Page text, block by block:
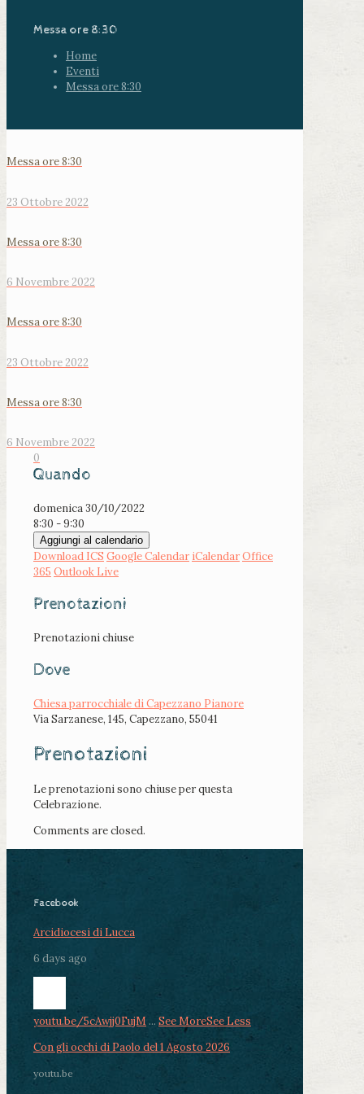
Messa ore 8:30
Home
Eventi
Messa ore 8:30
Messa ore 8:30
23 Ottobre 2022
Messa ore 8:30
6 Novembre 2022
Messa ore 8:30
23 Ottobre 2022
Messa ore 8:30
6 Novembre 2022
0
Quando
domenica 30/10/2022
8:30 - 9:30
Aggiungi al calendario
Download ICS Google Calendar iCalendarOffice
365 Outlook Live
Prenotazioni
Prenotazioni chiuse
Dove
Chiesa parrocchiale di Capezzano Pianore
Via Sarzanese, 145, Capezzano, 55041
Prenotazioni
Le prenotazioni sono chiuse per questa
Celebrazione.
Comments are closed.
Facebook
Arcidiocesi di Lucca
6 days ago
youtu.be/5cAwjj0FujM ... See MoreSee Less
Con gli occhi di Paolo del 1 Agosto 2026
youtu.be